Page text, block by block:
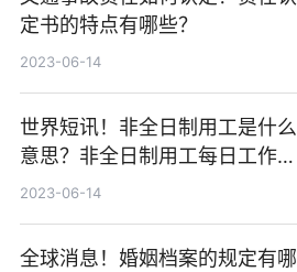
定书的特点有哪些？
2023-06-14
世界短讯！非全日制用工是什么
意思？非全日制用工每日工作时
间不超过多长时间？
2023-06-14
全球消息！婚姻档案的规定有哪